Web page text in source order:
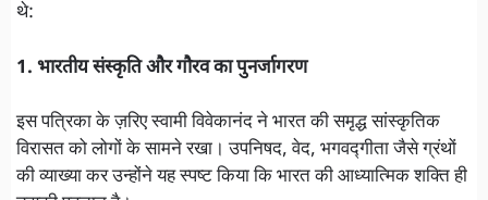
थे:
1. भारतीय संस्कृति और गौरव का पुनर्जागरण
इस पत्रिका के ज़रिए स्वामी विवेकानंद ने भारत की समृद्ध सांस्कृतिक
विरासत को लोगों के सामने रखा। उपनिषद, वेद, भगवद्गीता जैसे ग्रंथों
की व्याख्या कर उन्होंने यह स्पष्ट किया कि भारत की आध्यात्मिक शक्ति ही